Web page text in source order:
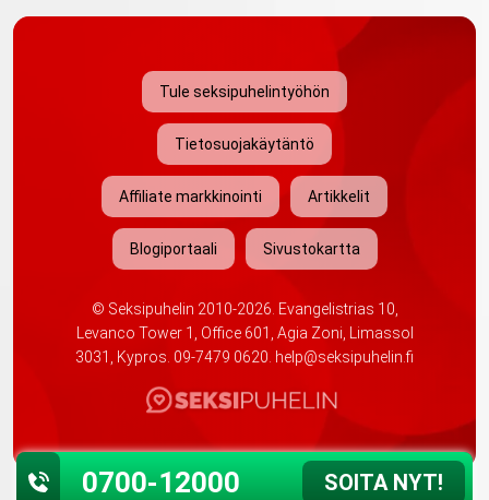
Tule seksipuhelintyöhön
Tietosuojakäytäntö
Affiliate markkinointi Artikkelit
Blogiportaali Sivustokartta
© Seksipuhelin 2010-2026. Evangelistrias 10,
Levanco Tower 1, Office 601, Agia Zoni, Limassol
3031, Kypros. 09-7479 0620. help@seksipuhelin.fi
0700-12000 SOITA NYT!